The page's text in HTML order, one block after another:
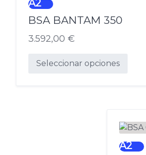
A2
BSA BANTAM 350
3.592,00 €
Seleccionar opciones
A2